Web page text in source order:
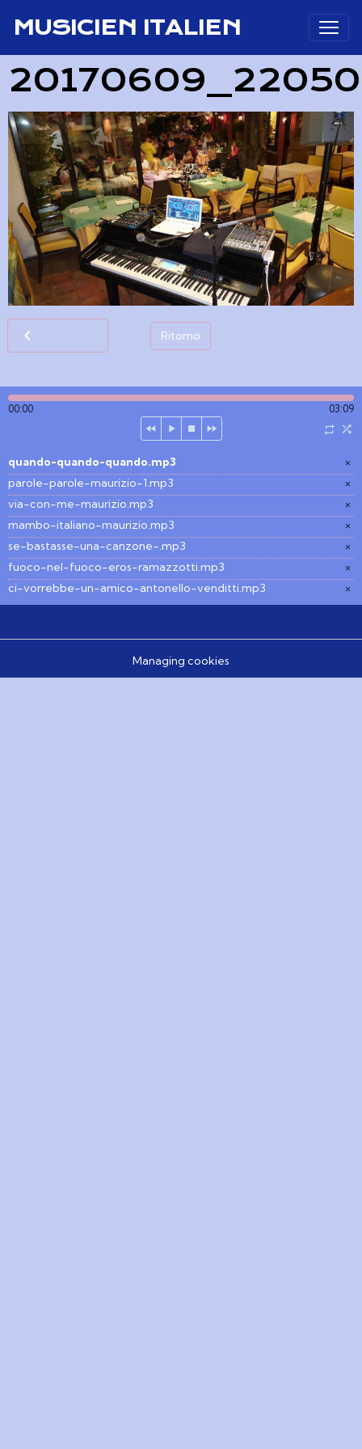
MUSICIEN ITALIEN
Ritorno
00:00 03:09
×
quando-quando-quando.mp3
×
parole-parole-maurizio-1.mp3
×
via-con-me-maurizio.mp3
×
mambo-italiano-maurizio.mp3
×
se-bastasse-una-canzone-.mp3
×
fuoco-nel-fuoco-eros-ramazzotti.mp3
×
ci-vorrebbe-un-amico-antonello-venditti.mp3
Managing cookies